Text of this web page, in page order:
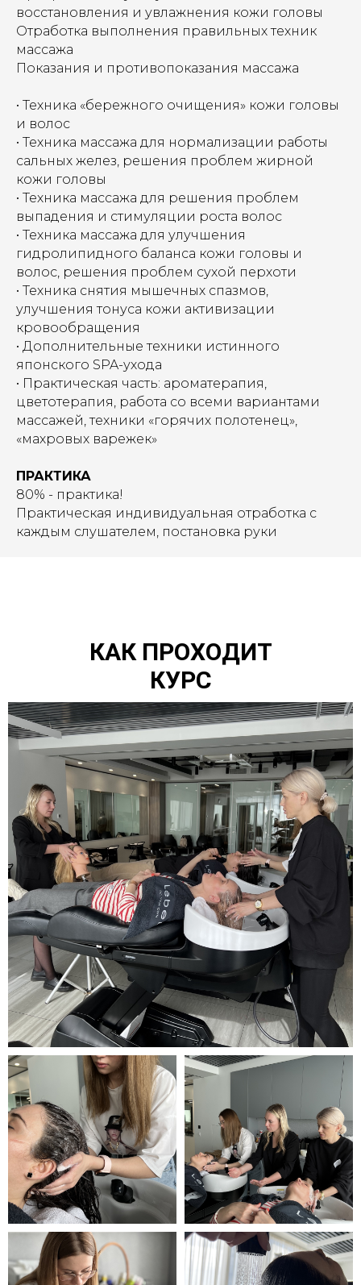
восстановления и увлажнения кожи головы
Отработка выполнения правильных техник
массажа
Показания и противопоказания массажа
• Техника «бережного очищения» кожи головы
и волос
• Техника массажа для нормализации работы
сальных желез, решения проблем жирной
кожи головы
• Техника массажа для решения проблем
выпадения и стимуляции роста волос
• Техника массажа для улучшения
гидролипидного баланса кожи головы и
волос, решения проблем сухой перхоти
• Техника снятия мышечных спазмов,
улучшения тонуса кожи активизации
кровообращения
• Дополнительные техники истинного
японского SPA-ухода
• Практическая часть: ароматерапия,
цветотерапия, работа со всеми вариантами
массажей, техники «горячих полотенец»,
«махровых варежек»
ПРАКТИКА
80% - практика!
Практическая индивидуальная отработка с
каждым слушателем, постановка руки
КАК ПРОХОДИТ
КУРС